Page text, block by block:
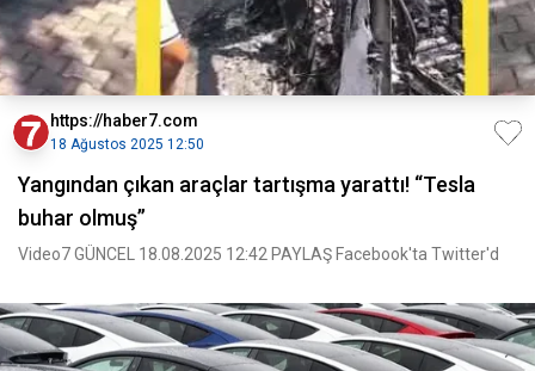
https://haber7.com
18 Ağustos 2025 12:50
Yangından çıkan araçlar tartışma yarattı! “Tesla
buhar olmuş”
Video7 GÜNCEL 18.08.2025 12:42 PAYLAŞ Facebook'ta Twitter'd